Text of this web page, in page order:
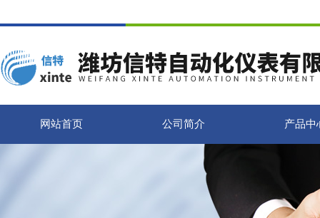
网站首页 公司简介 产品中